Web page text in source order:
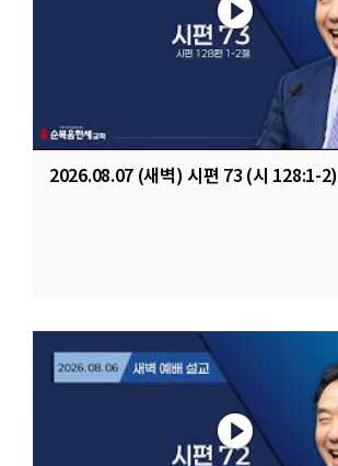
2026.08.07 (새벽) 시편 73 (시 128:1-2)